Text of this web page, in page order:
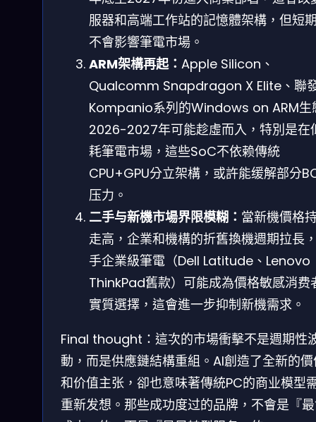
服器和高端工作站的記憶體架構，但短
不會影響筆電市場。
ARM架構再起： Apple Silicon、
Qualcomm Snapdragon X Elite、聯
Kompanio系列的Windows on ARM生
2026-2027年可能趁虛而入，特別是在
耗筆電市場，這些SoC不依赖傳統
CPU+GPU分立架構，或許能缓解部分
压力。
二手与新機市場界限模糊： 當新機價格
走高，企業和機構的折舊換機週期拉長
手企業級筆電（Dell Latitude、Lenovo
ThinkPad舊款）可能成為價格敏感消费
實質選擇，這會進一步抑制新機需求。
Final thought：這次的市場衝擊不是週期性
動，而是供應鏈結構重組。AI創造了全新的
和价值主张，卻也意味著傳統PC的商业模型
重新发想。那些成功度过的品牌，不會是『